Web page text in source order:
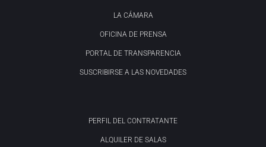
LA CÁMARA
OFICINA DE PRENSA
PORTAL DE TRANSPARENCIA
SUSCRIBIRSE A LAS NOVEDADES
PERFIL DEL CONTRATANTE
ALQUILER DE SALAS